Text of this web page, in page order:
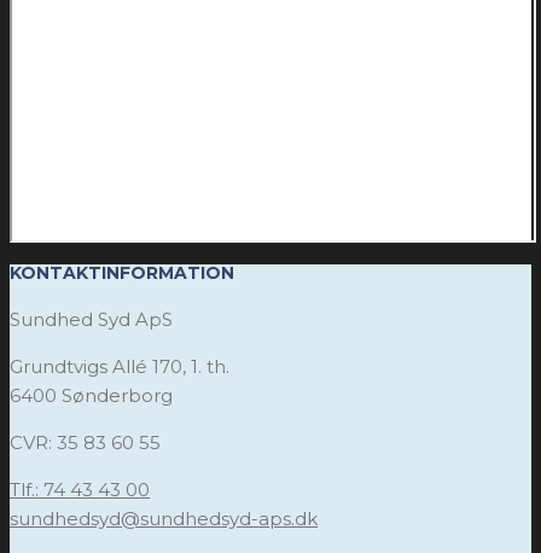
KONTAKTINFORMATION
Sundhed Syd ApS
Grundtvigs Allé 170, 1. th.
6400 Sønderborg
CVR: 35 83 60 55
Tlf.: 74 43 43 00
sundhedsyd@sundhedsyd-aps.dk